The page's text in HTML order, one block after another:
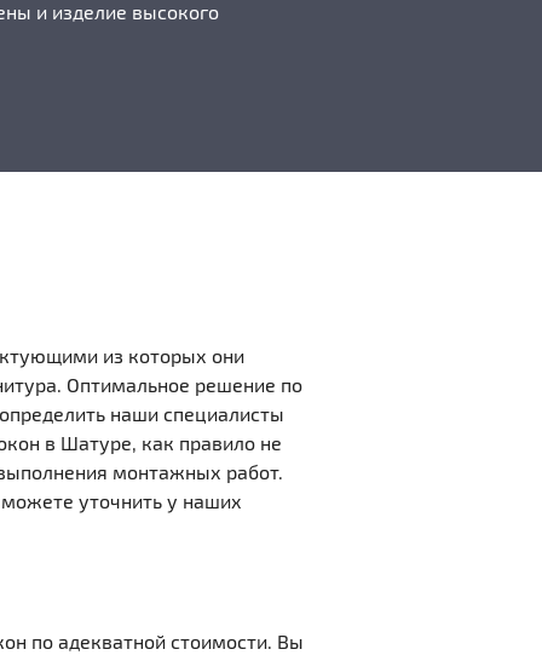
и изделие высокого
из которых они
Оптимальное решение по
наши специалисты
в Шатуре, как правило не
монтажных работ.
уточнить у наших
по адекватной стоимости. Вы